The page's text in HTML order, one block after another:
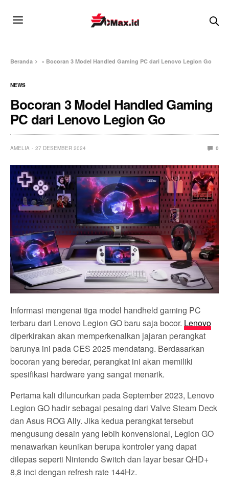
Beranda » Bocoran 3 Model Handled Gaming PC dari Lenovo Legion Go
NEWS
Bocoran 3 Model Handled Gaming
PC dari Lenovo Legion Go
AMELIA 27 DESEMBER 2024 0
Informasi mengenai tiga model handheld gaming PC
terbaru dari Lenovo Legion GO baru saja bocor. Lenovo
diperkirakan akan memperkenalkan jajaran perangkat
barunya ini pada CES 2025 mendatang. Berdasarkan
bocoran yang beredar, perangkat ini akan memiliki
spesifikasi hardware yang sangat menarik.
Pertama kali diluncurkan pada September 2023, Lenovo
Legion GO hadir sebagai pesaing dari Valve Steam Deck
dan Asus ROG Ally. Jika kedua perangkat tersebut
mengusung desain yang lebih konvensional, Legion GO
menawarkan keunikan berupa kontroler yang dapat
dilepas seperti Nintendo Switch dan layar besar QHD+
8,8 inci dengan refresh rate 144Hz.